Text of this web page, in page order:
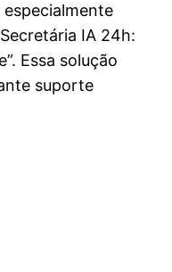
IA 24h:
Essa solução
suporte